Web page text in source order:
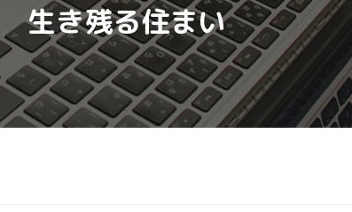
生き残る住まい